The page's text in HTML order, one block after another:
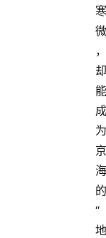
寒
微
，
却
能
成
为
京
海
的
“
地